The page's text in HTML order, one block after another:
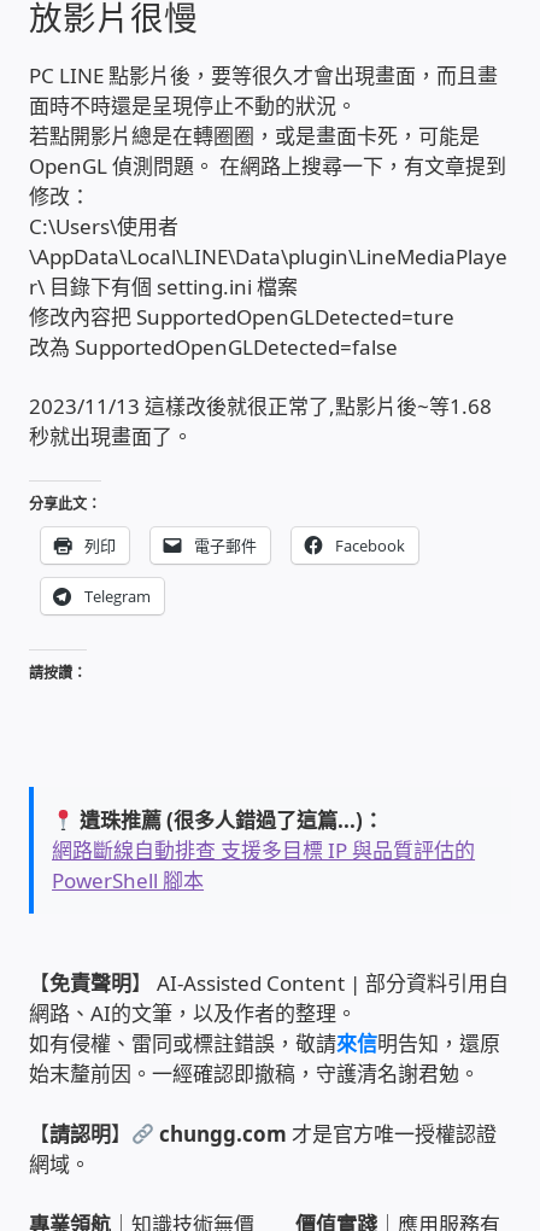
遠距教學、在家辦公
USB隨插即用視訊攝影機
數位廣告看板播放器
電腦 工具 軟體 手冊
OpenMediaVault OMV
NAS到府安裝服務
DAS 直連式附加存儲
居易科技DrayTek/裕笠科技Ublink
虛擬機 Virtual machine VirtualBox Hyper-V
VMware
網路 到府檢測 連線設定
光纖網路
放影片很慢
PC LINE 點影片後，要等很久才會出現畫面，而且畫
面時不時還是呈現停止不動的狀況。
若點開影片總是在轉圈圈，或是畫面卡死，可能是
OpenGL 偵測問題。 在網路上搜尋一下，有文章提到
修改：
C:\Users\使用者
\AppData\Local\LINE\Data\plugin\LineMediaPlaye
r\ 目錄下有個 setting.ini 檔案
修改內容把 SupportedOpenGLDetected=ture
改為 SupportedOpenGLDetected=false
2023/11/13 這樣改後就很正常了,點影片後~等1.68
秒就出現畫面了。
分享此文：
列印 電子郵件 Facebook
Telegram
請按讚：
遺珠推薦 (很多人錯過了這篇...)：
網路斷線自動排查 支援多目標 IP 與品質評估的
PowerShell 腳本
【免責聲明】 AI-Assisted Content | 部分資料引用自
網路、AI的文筆，以及作者的整理。
如有侵權、雷同或標註錯誤，敬請來信明告知，還原
始末釐前因。一經確認即撤稿，守護清名謝君勉。
【請認明】 chungg.com 才是官方唯一授權認證
網域。
專業領航 ｜知識技術無價價值實踐 ｜應用服務有